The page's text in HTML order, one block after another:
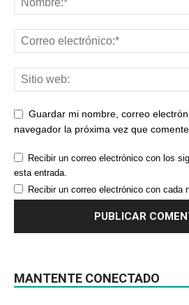
Guardar mi nombre, correo
navegador la próxima vez que comente.
Recibir un correo electrónico con los
esta entrada.
Recibir un correo electrónico con cada
MANTENTE CONECTADO